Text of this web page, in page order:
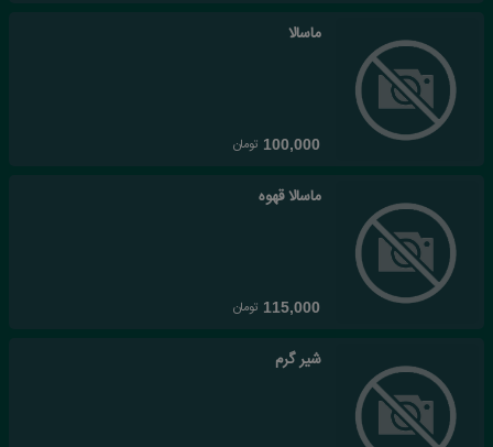
ماسالا
100,000 تومان
ماسالا قهوه
115,000 تومان
شیر گرم